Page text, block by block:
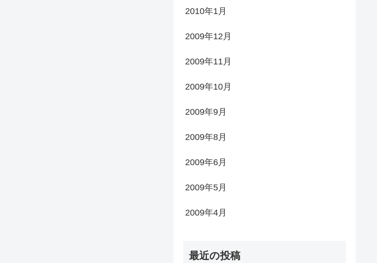
2010年1月
2009年12月
2009年11月
2009年10月
2009年9月
2009年8月
2009年6月
2009年5月
2009年4月
最近の投稿